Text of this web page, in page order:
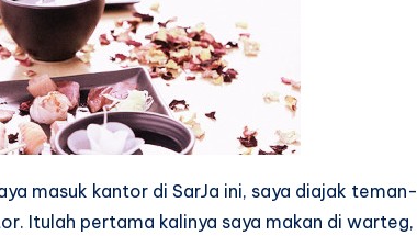
masuk kantor di SarJa ini, saya diajak teman-
Itulah pertama kalinya saya makan di warteg,